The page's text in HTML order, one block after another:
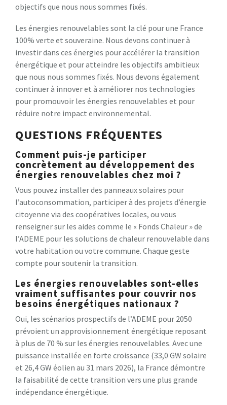
objectifs que nous nous sommes fixés.
Les énergies renouvelables sont la clé pour une France
100% verte et souveraine. Nous devons continuer à
investir dans ces énergies pour accélérer la transition
énergétique et pour atteindre les objectifs ambitieux
que nous nous sommes fixés. Nous devons également
continuer à innover et à améliorer nos technologies
pour promouvoir les énergies renouvelables et pour
réduire notre impact environnemental.
QUESTIONS FRÉQUENTES
Comment puis-je participer
concrètement au développement des
énergies renouvelables chez moi ?
Vous pouvez installer des panneaux solaires pour
l’autoconsommation, participer à des projets d’énergie
citoyenne via des coopératives locales, ou vous
renseigner sur les aides comme le « Fonds Chaleur » de
l’ADEME pour les solutions de chaleur renouvelable dans
votre habitation ou votre commune. Chaque geste
compte pour soutenir la transition.
Les énergies renouvelables sont-elles
vraiment suffisantes pour couvrir nos
besoins énergétiques nationaux ?
Oui, les scénarios prospectifs de l’ADEME pour 2050
prévoient un approvisionnement énergétique reposant
à plus de 70 % sur les énergies renouvelables. Avec une
puissance installée en forte croissance (33,0 GW solaire
et 26,4 GW éolien au 31 mars 2026), la France démontre
la faisabilité de cette transition vers une plus grande
indépendance énergétique.